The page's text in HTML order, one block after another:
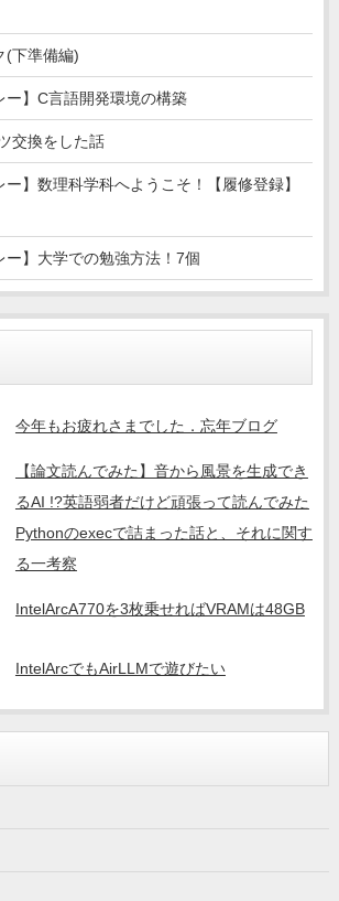
(下準備編)
ー】C言語開発環境の構築
交換をした話
ー】数理科学科へようこそ！【履修登録】
ー】大学での勉強方法！7個
今年もお疲れさまでした．忘年ブログ
【論文読んでみた】音から風景を生成でき
るAI !?英語弱者だけど頑張って読んでみた
Pythonのexecで詰まった話と、それに関す
る一考察
IntelArcA770を3枚乗せればVRAMは48GB
IntelArcでもAirLLMで遊びたい